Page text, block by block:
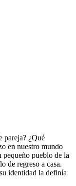
pareja? ¿Qué
en nuestro mundo
pequeño pueblo de la
de regreso a casa.
identidad la definía